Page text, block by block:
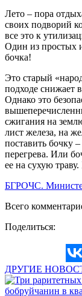
Лето – пора
своих подворий
все это к
Один из простых
бочка!
Это старый
подходе снижает
Однако это
сжигания на
лист железа, на
поставить бочку
перегрева. Или
ее на сухую траву.
БГРОЧС.
Всего
Поделиться:
ДРУГИЕ